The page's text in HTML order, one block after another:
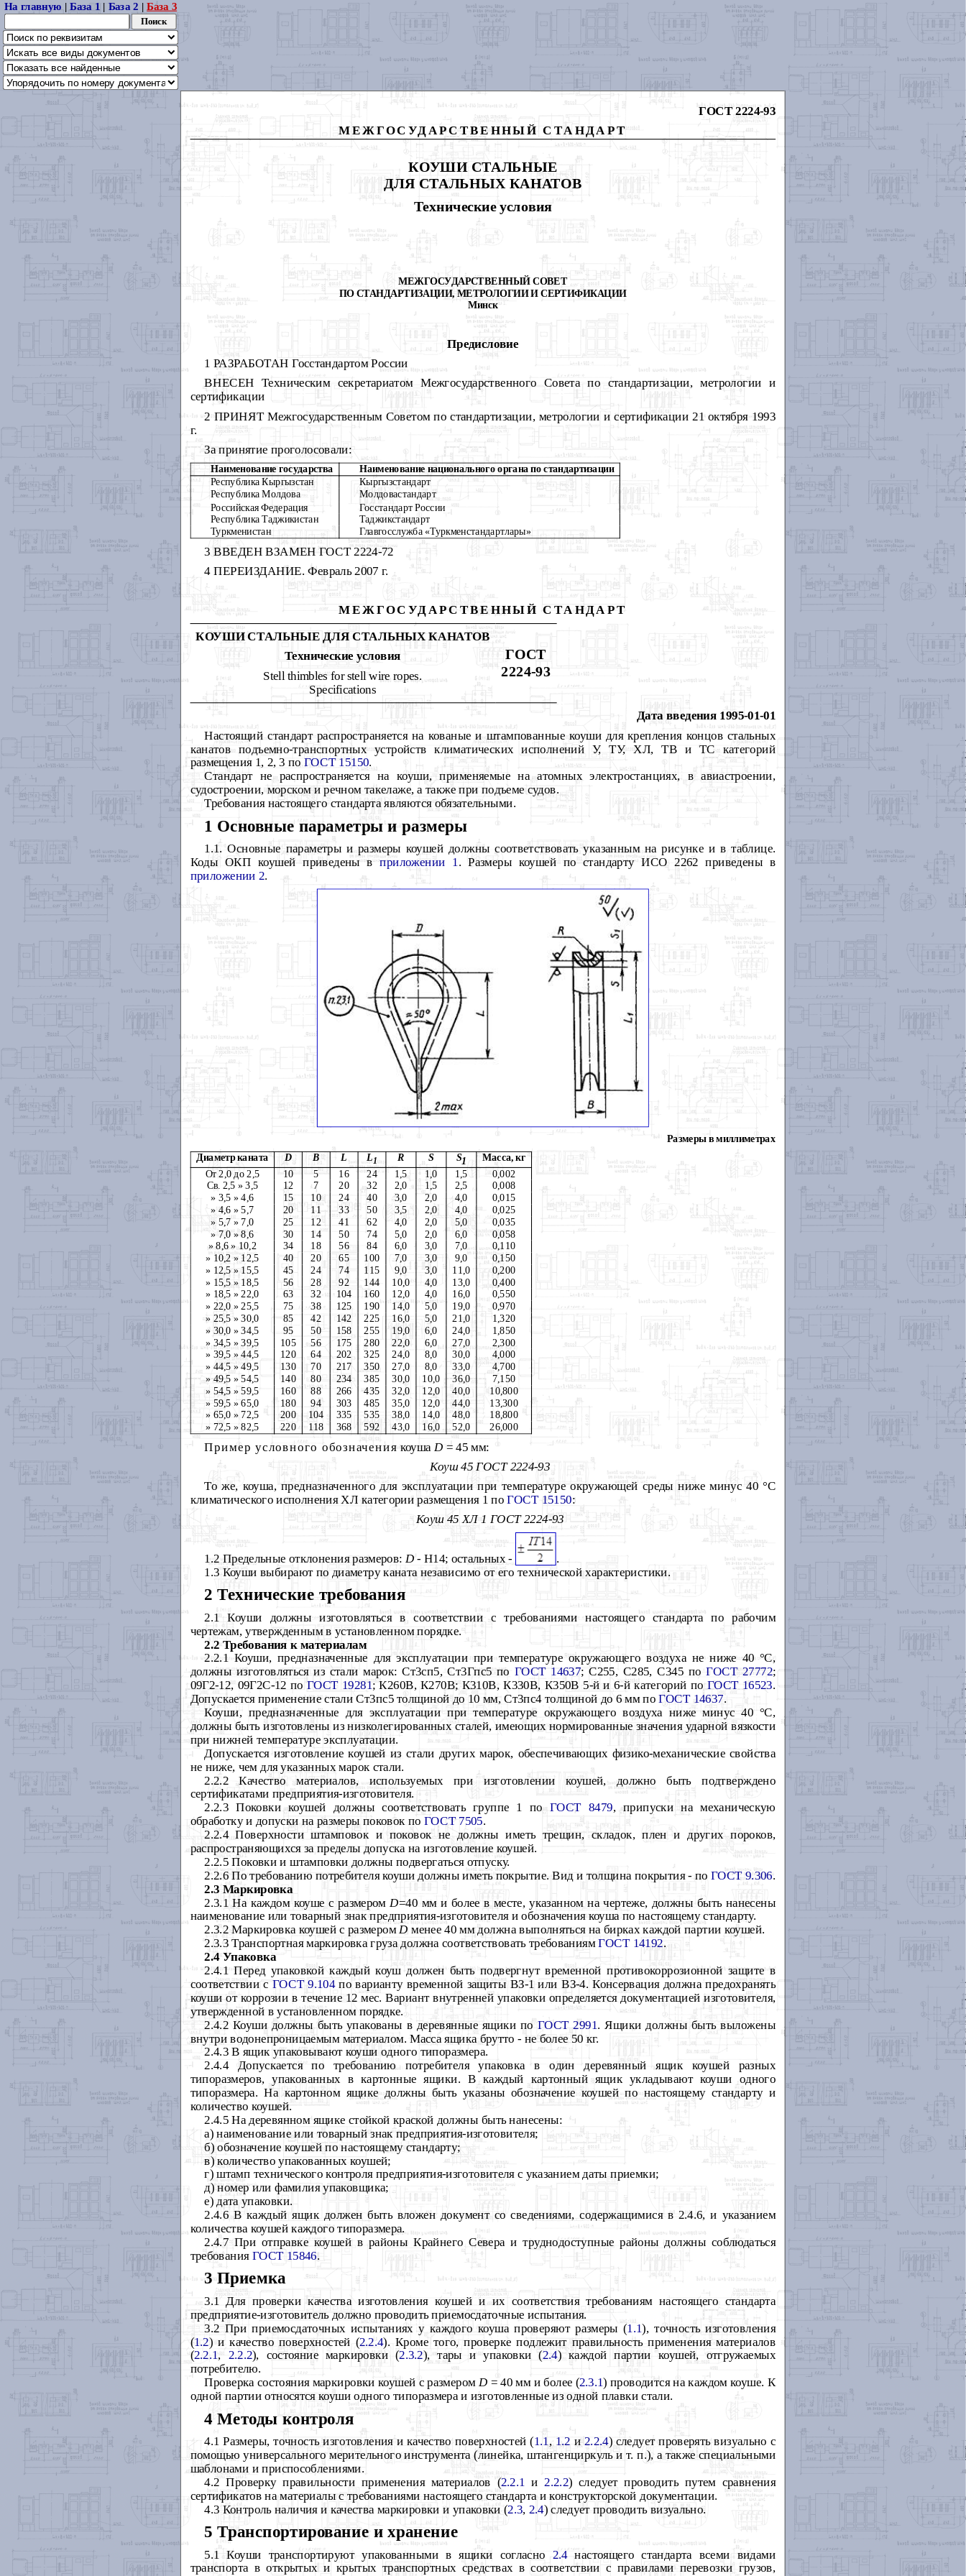
На главную |База 1 | База 2 |База 3
ГОСТ 2224-93
МЕЖГОСУДАРСТВЕННЫЙ СТАНДАРТ
КОУШИ СТАЛЬНЫЕ
ДЛЯ СТАЛЬНЫХ КАНАТОВ
Технические условия
МЕЖГОСУДАРСТВЕННЫЙ СОВЕТ
ПО СТАНДАРТИЗАЦИИ, МЕТРОЛОГИИ И СЕРТИФИКАЦИИ
Минск
Предисловие
1 РАЗРАБОТАН Госстандартом России
ВНЕСЕН Техническим секретариатом Межгосударственного Совета по стандартизации, метрологии и
сертификации
2 ПРИНЯТ Межгосударственным Советом по стандартизации, метрологии и сертификации 21 октября 1993
г.
За принятие проголосовали:
Наименование государства
Наименование национального органа по стандартизации
Республика Кыргызстан
Кыргызстандарт
Республика Молдова
Молдовастандарт
Российская Федерация
Госстандарт России
Республика Таджикистан
Таджикстандарт
Туркменистан
Главгосслужба «Туркменстандартлары»
3 ВВЕДЕН ВЗАМЕН ГОСТ 2224-72
4 ПЕРЕИЗДАНИЕ. Февраль 2007 г.
МЕЖГОСУДАРСТВЕННЫЙ СТАНДАРТ
КОУШИ СТАЛЬНЫЕ ДЛЯ СТАЛЬНЫХ КАНАТОВ
Технические условия
Stell thimbles for stell wire ropes.
Specifications
ГОСТ
2224-93
Дата введения 1995-01-01
Настоящий стандарт распространяется на кованые и штампованные коуши для крепления концов стальных
канатов подъемно-транспортных устройств климатических исполнений У, ТУ, ХЛ, ТВ и ТС категорий
размещения 1, 2, 3 поГОСТ 15150.
Стандарт не распространяется на коуши, применяемые на атомных электростанциях, в авиастроении,
судостроении, морском и речном такелаже, а также при подъеме судов.
Требования настоящего стандарта являются обязательными.
1 Основные параметры и размеры
1.1.Основные параметры и размеры коушей должны соответствовать указанным на рисунке и в таблице.
Коды ОКП коушей приведены вприложении 1 . Размеры коушей по стандарту ИСО 2262 приведены в
приложении 2.
Размеры в миллиметрах
Диаметр каната D В L L1 R S S1
Масса, кг
От 2,0 до 2,5
10 5 16 24 1,5 1,0 1,5 0,002
Св. 2,5 » 3,5 12 7 20 32 2,0 1,5 2,5
0,008
» 3,5 » 4,6
15 10 24 40 3,0 2,0 4,0
0,015
» 4,6 » 5,7
20 11 33 50 3,5 2,0 4,0
0,025
» 5,7 » 7,0
25 12 41 62 4,0 2,0 5,0
0,035
» 7,0 » 8,6
30 14 50 74 5,0 2,0 6,0
0,058
» 8,6 » 10,2
34 18 56 84 6,0 3,0 7,0 0,110
» 10,2 » 12,5 40 20 65 100 7,0 3,0 9,0 0,150
» 12,5 » 15,5 45 24 74 115 9,0 3,0 11,0
0,200
» 15,5 » 18,5
56 28 92 144 10,0 4,0 13,0
0,400
» 18,5 » 22,0
63 32 104 160 12,0 4,0 16,0
0,550
» 22,0 » 25,5
75 38 125 190 14,0 5,0 19,0
0,970
» 25,5 » 30,0
85 42 142 225 16,0 5,0 21,0
1,320
» 30,0 » 34,5
95 50 158 255 19,0 6,0 24,0 1,850
» 34,5 » 39,5 105 56 175 280 22,0 6,0 27,0 2,300
» 39,5 » 44,5 120 64 202 325 24,0 8,0 30,0
4,000
» 44,5 » 49,5
130 70 217 350 27,0 8,0 33,0
4,700
» 49,5 » 54,5
140 80 234 385 30,0 10,0 36,0 7,150
» 54,5 » 59,5 160 88 266 435 32,0 12,0 40,0 10,800
» 59,5 » 65,0 180 94 303 485 35,0 12,0 44,0
13,300
» 65,0 » 72,5
200 104 335 535 38,0 14,0 48,0
18,800
» 72,5 » 82,5
220 118 368 592 43,0 16,0 52,0 26,000
Пример условного обозначениякоуша D = 45 мм:
Коуш 45 ГОСТ 2224-93
То же, коуша, предназначенного для эксплуатации при температуре окружающей среды ниже минус 40 °С
климатического исполнения ХЛ категории размещения 1 поГОСТ 15150:
Коуш 45 ХЛ 1 ГОСТ 2224-93
1.2Предельные отклонения размеров: D- H14; остальных -
1.3 Коуши выбирают по диаметру каната независимо от его технической характеристики.
2 Технические требования
2.1 Коуши должны изготовляться в соответствии с требованиями настоящего стандарта по рабочим
чертежам, утвержденным в установленном порядке.
2.2 Требования к материалам
2.2.1Коуши, предназначенные для эксплуатации при температуре окружающего воздуха не ниже 40°С,
должны изготовляться из стали марок: Ст3сп5, Ст3Гпс5 по ГОСТ 14637; С255, С285, С345 поГОСТ 27772;
09Г2-12, 09Г2С-12 по ГОСТ 19281; К260В, К270В; К310В, К330В, К350В 5-й и 6-й категорий поГОСТ 16523.
Допускается применение стали Ст3пс5 толщиной до 10 мм, Ст3пс4 толщиной до 6 мм поГОСТ 14637.
Коуши, предназначенные для эксплуатации при температуре окружающего воздуха ниже минус 40°С,
должны быть изготовлены из низколегированных сталей, имеющих нормированные значения ударной вязкости
при нижней температуре эксплуатации.
Допускается изготовление коушей из стали других марок, обеспечивающих физико-механические свойства
не ниже, чем для указанных марок стали.
2.2.2Качество материалов, используемых при изготовлении коушей, должно быть подтверждено
сертификатами предприятия-изготовителя.
2.2.3 Поковки коушей должны соответствовать группе 1 по ГОСТ 8479, припуски на механическую
обработку и допуски на размеры поковок по ГОСТ 7505.
2.2.4Поверхности штамповок и поковок не должны иметь трещин, складок, плен и других пороков,
распространяющихся за пределы допуска на изготовление коушей.
2.2.5 Поковки и штамповки должны подвергаться отпуску.
2.2.6 По требованию потребителя коуши должны иметь покрытие. Вид и толщина покрытия - по ГОСТ 9.306.
2.3 Маркировка
2.3.1На каждом коуше с размером D=40 мм и более в месте, указанном на чертеже, должны быть нанесены
наименование или товарный знак предприятия-изготовителя и обозначения коуша по настоящему стандарту.
2.3.2Маркировка коушей с размером Dменее 40 мм должна выполняться на бирках каждой партии коушей.
2.3.3 Транспортная маркировка груза должна соответствовать требованиямГОСТ 14192.
2.4Упаковка
2.4.1 Перед упаковкой каждый коуш должен быть подвергнут временной противокоррозионной защите в
соответствии с ГОСТ 9.104по варианту временной защиты ВЗ-1 или ВЗ-4. Консервация должна предохранять
коуши от коррозии в течение 12 мес. Вариант внутренней упаковки определяется документацией изготовителя,
утвержденной в установленном порядке.
2.4.2 Коуши должны быть упакованы в деревянные ящики поГОСТ 2991
. Ящики должны быть выложены
внутри водонепроницаемым материалом. Масса ящика брутто - не более 50 кг.
2.4.3 В ящик упаковывают коуши одного типоразмера.
2.4.4 Допускается по требованию потребителя упаковка в один деревянный ящик коушей разных
типоразмеров, упакованных в картонные ящики. В каждый картонный ящик укладывают коуши одного
типоразмера. На картонном ящике должны быть указаны обозначение коушей по настоящему стандарту и
количество коушей.
2.4.5 На деревянном ящике стойкой краской должны быть нанесены:
а) наименование или товарный знак предприятия-изготовителя;
б) обозначение коушей по настоящему стандарту;
в) количество упакованных коушей;
г) штамп технического контроля предприятия-изготовителя с указанием даты приемки;
д) номер или фамилия упаковщика;
е) дата упаковки.
2.4.6 В каждый ящик должен быть вложен документ со сведениями, содержащимися в 2.4.6, и указанием
количества коушей каждого типоразмера.
2.4.7 При отправке коушей в районы Крайнего Севера и труднодоступные районы должны соблюдаться
требования ГОСТ 15846.
3 Приемка
3.1 Для проверки качества изготовления коушей и их соответствия требованиям настоящего стандарта
предприятие-изготовитель должно проводить приемосдаточные испытания.
3.2 При приемосдаточных испытаниях у каждого коуша проверяют размеры (1.1), точность изготовления
(1.2) и качество поверхностей (2.2.4). Кроме того, проверке подлежит правильность применения материалов
(2.2.1, 2.2.2), состояние маркировки (2.3.2), тары и упаковки (2.4) каждой партии коушей, отгружаемых
потребителю.
Проверка состояния маркировки коушей с размером D = 40 мм и более (2.3.1) проводится на каждом коуше. К
одной партии относятся коуши одного типоразмера и изготовленные из одной плавки стали.
4 Методы контроля
4.1 Размеры, точность изготовления и качество поверхностей (1.1 , 1.2 и2.2.4) следует проверять визуально с
помощью универсального мерительного инструмента (линейка, штангенциркуль и т. п.), а также специальными
шаблонами и приспособлениями.
4.2 Проверку правильности применения материалов (2.2.1 и 2.2.2) следует проводить путем сравнения
сертификатов на материалы с требованиями настоящего стандарта и конструкторской документации.
4.3 Контроль наличия и качества маркировки и упаковки (2.3 2.4) следует проводить визуально.
5 Транспортирование и хранение
5.1 Коуши транспортируют упакованными в ящики согласно 2.4настоящего стандарта всеми видами
транспорта в открытых и крытых транспортных средствах в соответствии с правилами перевозки грузов,